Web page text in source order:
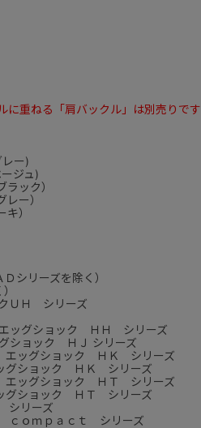
重ねる「肩バックル」は別売りです
ー)
ジュ)
ック）
ー）
）
シリーズを除く）
ＵＨ シリーズ
ッグショック ＨＨ シリーズ
ショック ＨＪ シリーズ
ッグショック ＨＫ シリーズ
グショック ＨＫ シリーズ
ッグショック ＨＴ シリーズ
グショック ＨＴ シリーズ
シリーズ
ｏｍｐａｃｔ シリーズ